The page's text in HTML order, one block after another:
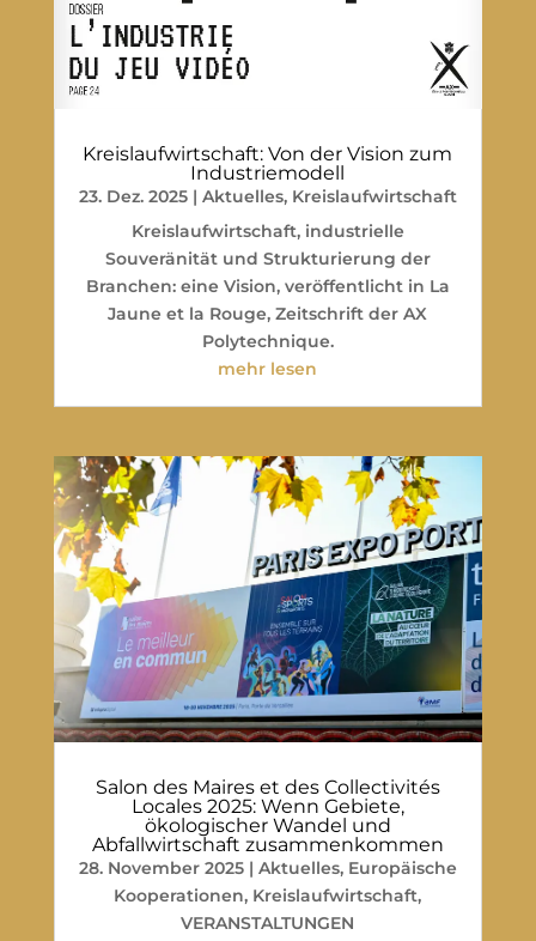
Kreislaufwirtschaft: Von der Vision zum
Industriemodell
23. Dez. 2025| Aktuelles, Kreislaufwirtschaft
Kreislaufwirtschaft, industrielle
Souveränität und Strukturierung der
Branchen: eine Vision, veröffentlicht in La
Jaune et la Rouge, Zeitschrift der AX
Polytechnique.
mehr lesen
Salon des Maires et des Collectivités
Locales 2025: Wenn Gebiete,
ökologischer Wandel und
Abfallwirtschaft zusammenkommen
28. November 2025| Aktuelles, Europäische
Kooperationen, Kreislaufwirtschaft,
VERANSTALTUNGEN